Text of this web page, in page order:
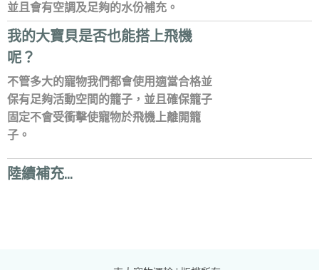
並且會有空調及足夠的水份補充。
我的大寶貝是否也能搭上飛機
呢？
不管多大的寵物我們都會使用適當合格並
保有足夠活動空間的籠子，並且確保籠子
固定不會受衝擊使寵物於飛機上離開籠
子。
陸續補充…